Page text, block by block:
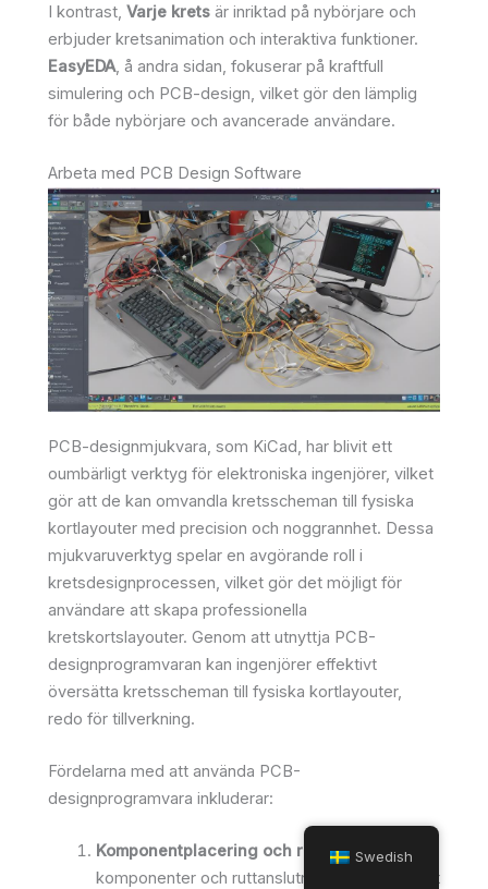
I kontrast, Varje krets är inriktad på nybörjare och
erbjuder kretsanimation och interaktiva funktioner.
EasyEDA, å andra sidan, fokuserar på kraftfull
simulering och PCB-design, vilket gör den lämplig
för både nybörjare och avancerade användare.
Arbeta med PCB Design Software
PCB-designmjukvara, som KiCad, har blivit ett
oumbärligt verktyg för elektroniska ingenjörer, vilket
gör att de kan omvandla kretsscheman till fysiska
kortlayouter med precision och noggrannhet. Dessa
mjukvaruverktyg spelar en avgörande roll i
kretsdesignprocessen, vilket gör det möjligt för
användare att skapa professionella
kretskortslayouter. Genom att utnyttja PCB-
designprogramvaran kan ingenjörer effektivt
översätta kretsscheman till fysiska kortlayouter,
redo för tillverkning.
Fördelarna med att använda PCB-
designprogramvara inkluderar:
Komponentplacering och routing : Placera
komponenter och ruttanslutningar exakt för att
Swedish